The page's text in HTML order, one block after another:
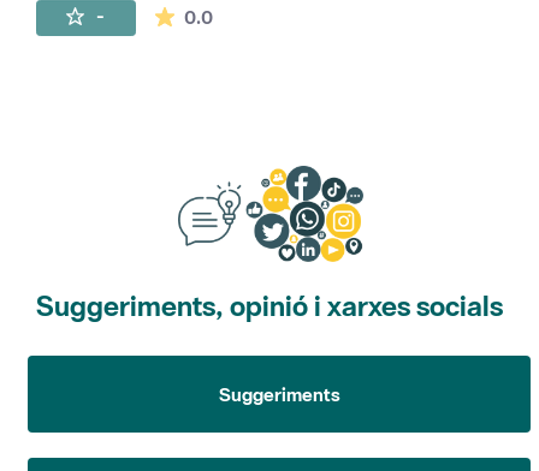
- 0.0La mitjana de les valoracions és de 0
Suggeriments, opinió i xarxes socials
Suggeriments